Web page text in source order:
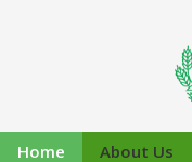
Home About Us